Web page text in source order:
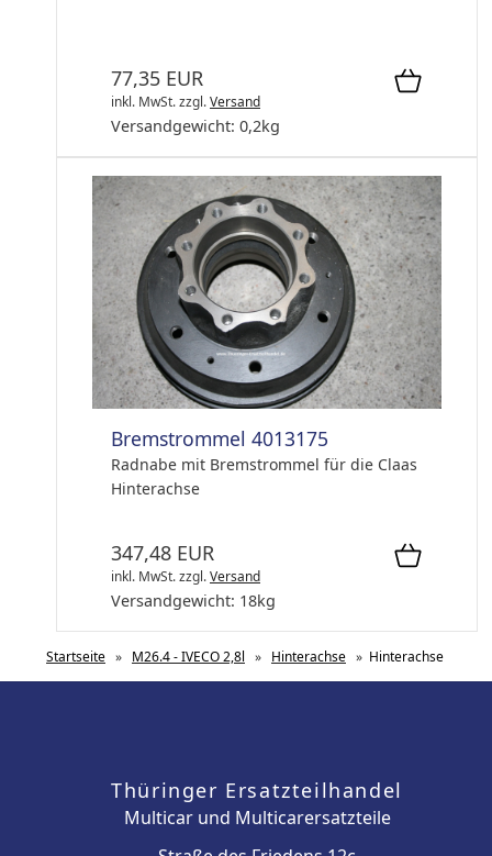
77,35 EUR
inkl. MwSt.zzgl.Versand
Versandgewicht: 0,2kg
Bremstrommel 4013175
Radnabe mit Bremstrommel für die Claas
Hinterachse
347,48 EUR
inkl. MwSt.zzgl.Versand
Versandgewicht: 18kg
Startseite » M26.4 - IVECO 2,8l » Hinterachse » Hinterachse
Thüringer Ersatzteilhandel
Multicar und Multicarersatzteile